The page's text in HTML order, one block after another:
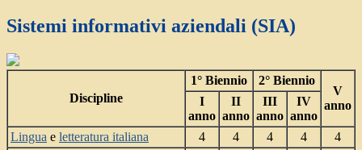
Sistemi informativi aziendali (SIA)
Discipline
1° Biennio 2° Biennio
V
anno
I
anno
II
anno
III
anno
IV
anno
Lingua e letteratura italiana 4 4 4 4
4